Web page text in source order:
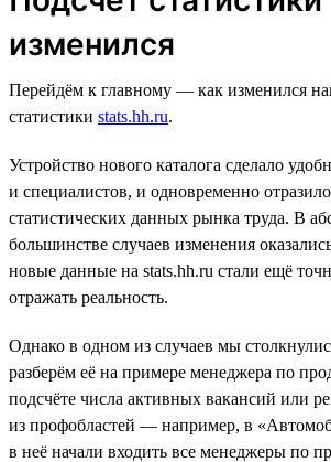
изменился
Перейдём к главному — как изменился
статистики stats.hh.ru.
Устройство нового каталога сделало
и специалистов, и одновременно
статистических данных рынка труда. В
большинстве случаев изменения
новые данные на stats.hh.ru стали ещё
отражать реальность.
Однако в одном из случаев мы
разберём её на примере менеджера по
подсчёте числа активных вакансий или
из профобластей — например, в
в неё начали входить все менеджеры по